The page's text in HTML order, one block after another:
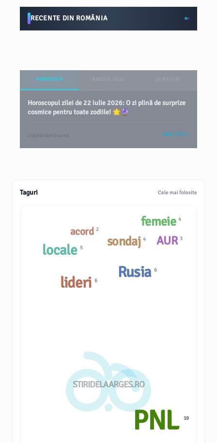
RECENTE DIN ROMÂNIA
HOROSCOP
Horoscopul zilei de 22 iulie 2026: O zi plină de surprize
cosmice pentru toate zodiile! 🌟🔮
2 săptămâni în urmă VEZI TOT
Taguri Cele mai folosite
STIRIDELAARGES.RO
PNL 19
sondaj4
acord 2
AUR 3
locale 5
lideri 6 Rusia6
femeie4